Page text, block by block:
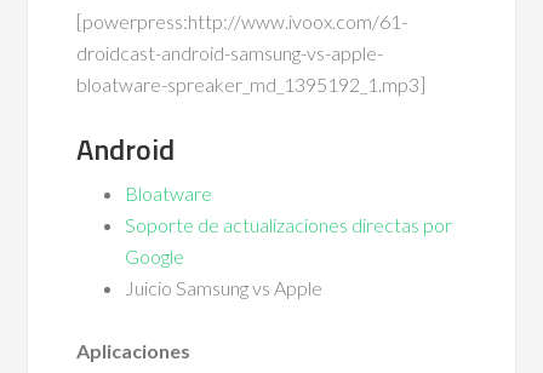
[powerpress:http://www.ivoox.com/61-
droidcast-android-samsung-vs-apple-
bloatware-spreaker_md_1395192_1.mp3]
Android
Bloatware
Soporte de actualizaciones directas por
Google
Juicio Samsung vs Apple
Aplicaciones